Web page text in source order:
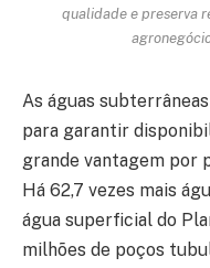
qualidade e preserva
As águas
para garantir
grande vantagem por
Há 62,7 vezes mais
água superficial do
milhões de poços